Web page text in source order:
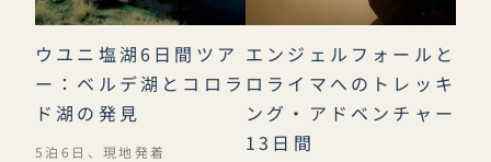
ウユニ塩湖6日間ツア
ー：ベルデ湖とコロラ
ド湖の発見
5泊6日、現地発着
エンジェルフォールと
ロライマへのトレッキ
ング・アドベンチャー
13日間